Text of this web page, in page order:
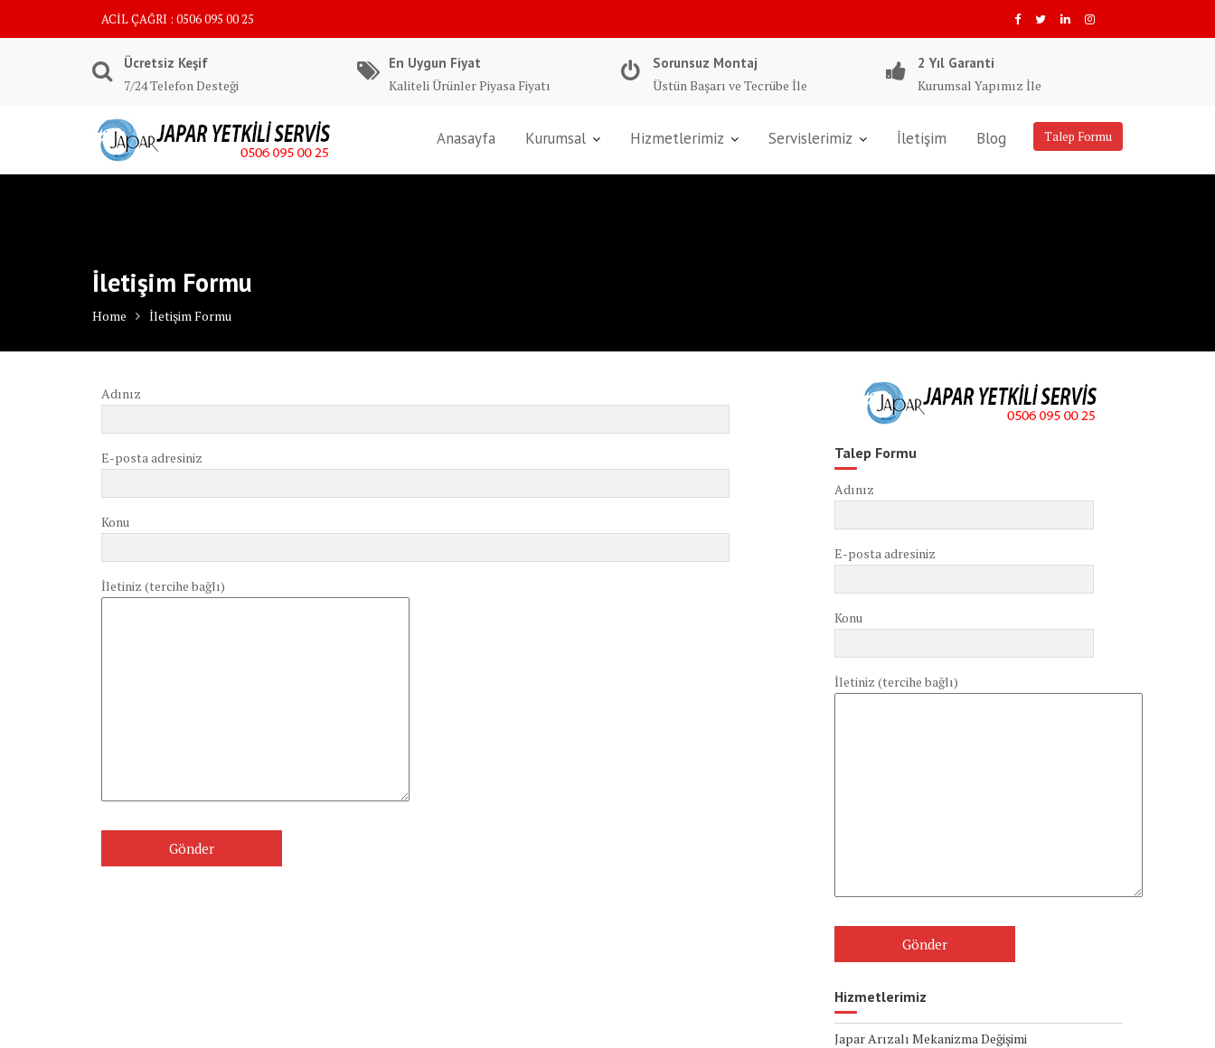
ACİL ÇAĞRI : 0506 095 00 25
Ücretsiz Keşif
7/24 Telefon Desteği
En Uygun Fiyat
Kaliteli Ürünler Piyasa Fiyatı
Sorunsuz Montaj
Üstün Başarı ve Tecrübe İle
2 Yıl Garanti
Kurumsal Yapımız İle
Talep Formu
Anasayfa Kurumsal Hizmetlerimiz Servislerimiz İletişim Blog
İletişim Formu
Home İletişim Formu
Adınız
E-posta adresiniz
Konu
İletiniz (tercihe bağlı)
Talep Formu
Adınız
E-posta adresiniz
Konu
İletiniz (tercihe bağlı)
Hizmetlerimiz
Japar Arızalı Mekanizma Değişimi